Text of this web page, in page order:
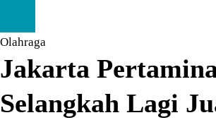
Olahraga
Jakarta
Selangkah Lagi